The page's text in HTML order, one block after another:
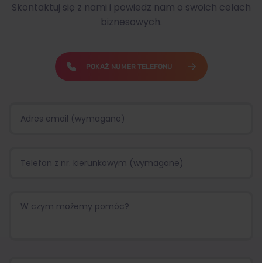
Skontaktuj się z nami i powiedz nam o swoich celach
biznesowych.
POKAŻ NUMER TELEFONU